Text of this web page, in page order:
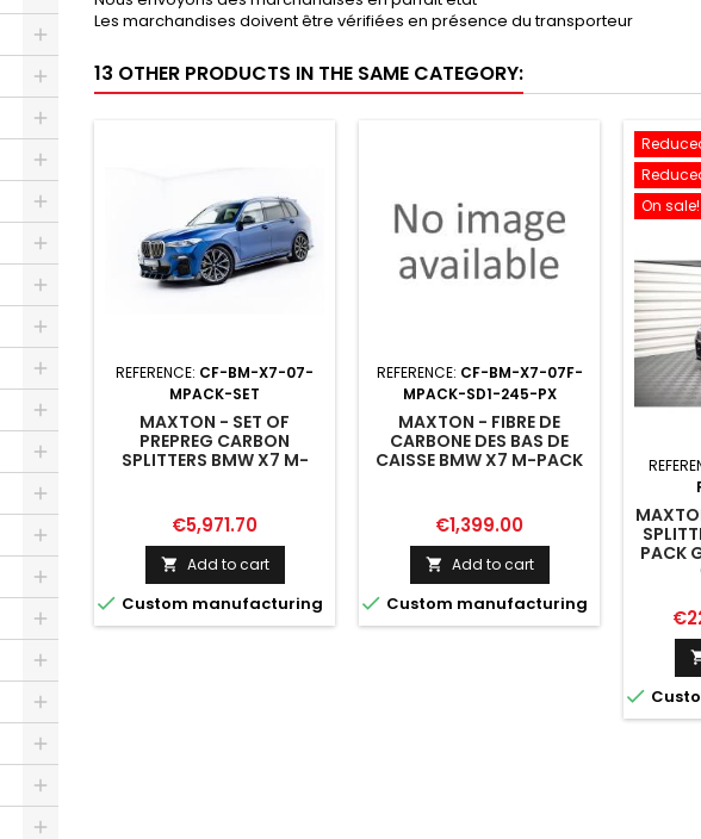
Les marchandises doivent être vérifiées en présence du transporteur
13 OTHER PRODUCTS IN THE SAME CATEGORY:
REFERENCE: CF-BM-X7-07-
MPACK-SET
MAXTON - SET OF
PREPREG CARBON
SPLITTERS BMW X7 M-
Price
€5,971.70
 Add to cart
 Custom manufacturing
REFERENCE: CF-BM-X7-07F-
MPACK-SD1-245-PX
MAXTON - FIBRE DE
CARBONE DES BAS DE
CAISSE BMW X7 M-PACK
Price
€1,399.00
 Add to cart
 Custom manufacturing
On sale!
PACK
